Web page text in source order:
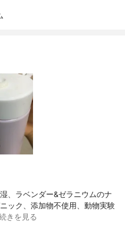
、ラベンダー&ゼラニウムのナ
ック、添加物不使用、動物実験
きを見る